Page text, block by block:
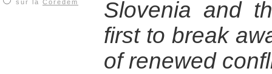
sur la Coredem
Slovenia and
first to break
of renewed